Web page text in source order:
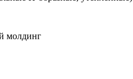
молдинг